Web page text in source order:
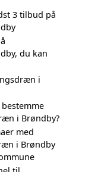
3 tilbud på
du kan
i
i Brøndby?
med
i Brøndby